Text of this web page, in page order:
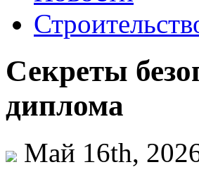
Секреты
диплома
Май 16th,